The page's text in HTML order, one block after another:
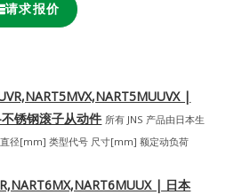
请求报价
|
锈钢滚子从动件 所有 JNS 产品由日本生
径[mm] 类型代号 尺寸[mm] 额定动负荷
| 日本